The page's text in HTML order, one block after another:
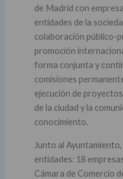
de Madrid con
entidades de la
colaboración público-
promoción
forma conjunta y
comisiones
ejecución de
de la ciudad y la
conocimiento.
Junto al
entidades: 18
Cámara de Comercio